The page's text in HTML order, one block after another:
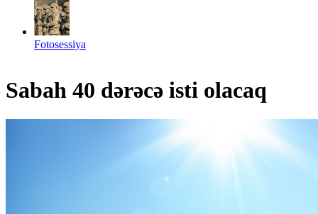
Fotosessiya
Sabah 40 dərəcə isti olacaq